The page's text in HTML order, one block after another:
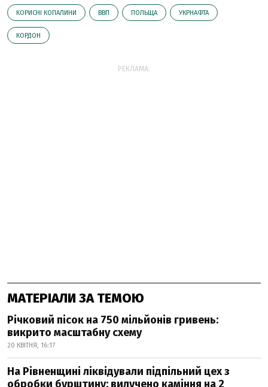
КОРИСНІ КОПАЛИНИ ВВП ПОЛЬЩА УКРНАФТА
КОРДОН
РЕКЛАМА:
МАТЕРІАЛИ ЗА ТЕМОЮ
Річковий пісок на 750 мільйонів гривень:
викрито масштабну схему
20 КВІТНЯ, 16:17
На Рівненщині ліквідували підпільний цех з
обробки бурштину: вилучено каміння на 2